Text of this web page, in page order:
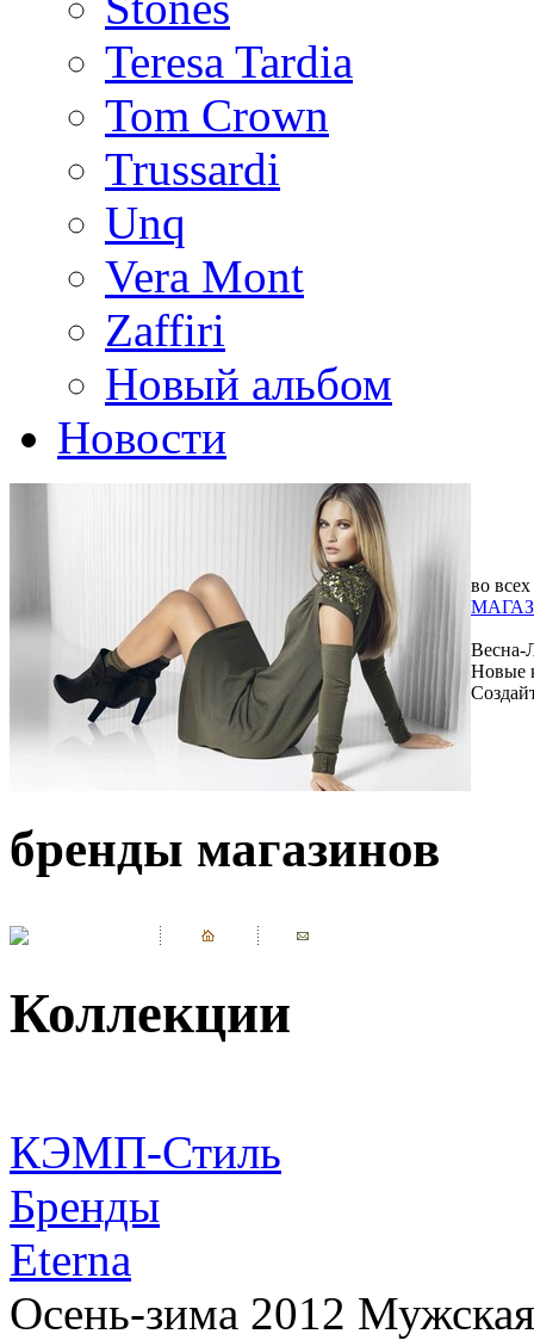
Teresa Tardia
Tom Crown
Trussardi
Unq
Vera Mont
Zaffiri
Новый альбом
Новости
во всех
Весна-
Новые
бренды магазинов
Коллекции
КЭМП-Стиль
Бренды
Eterna
Осень-зима 2012